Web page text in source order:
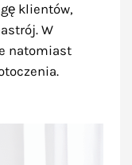
klientów,
W
natomiast